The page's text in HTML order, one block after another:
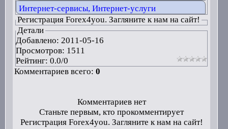
Интернет-сервисы, Интернет-услуги
Регистрация Forex4you. Загляните к нам на сайт!
Детали
Добавлено: 2011-05-16
Просмотров: 1511
Рейтинг: 0.0/0
Комментариев всего: 0
Комментариев нет
Станьте первым, кто прокомментирует
Регистрация Forex4you. Загляните к нам на сайт!